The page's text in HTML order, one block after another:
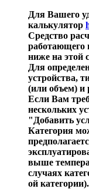
Для Вашего
калькулятор
Cредство
работающего
ниже на этой
Для
устройства,
(или объем) и
Если Вам
нескольких
"Добавить
Категория
выше
случаях
ой категории).